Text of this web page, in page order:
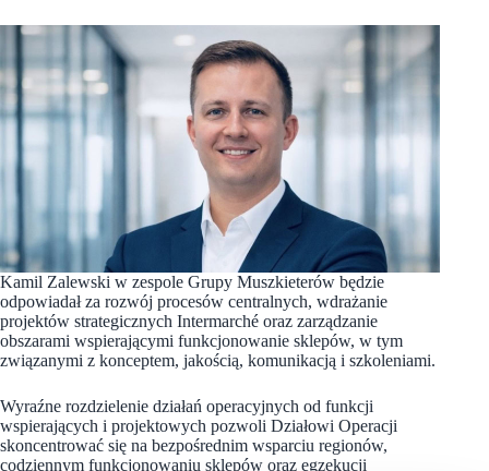
Kamil Zalewski w zespole Grupy Muszkieterów będzie
odpowiadał za rozwój procesów centralnych, wdrażanie
projektów strategicznych Intermarché oraz zarządzanie
obszarami wspierającymi funkcjonowanie sklepów, w tym
związanymi z konceptem, jakością, komunikacją i szkoleniami.
Wyraźne rozdzielenie działań operacyjnych od funkcji
wspierających i projektowych pozwoli Działowi Operacji
skoncentrować się na bezpośrednim wsparciu regionów,
codziennym funkcjonowaniu sklepów oraz egzekucji